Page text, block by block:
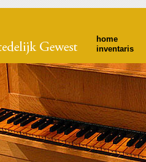
home
inventaris